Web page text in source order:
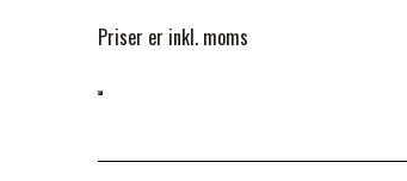
PVC-belagt halestrop
Priser er inkl. moms